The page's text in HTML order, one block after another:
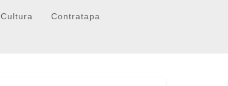
Cultura Contratapa